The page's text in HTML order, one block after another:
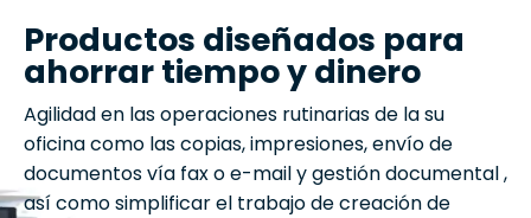
Productos diseñados para
ahorrar tiempo y dinero
Agilidad en las operaciones rutinarias de la su
oficina como las copias, impresiones, envío de
documentos vía fax o e-mail y gestión documental ,
así como simplificar el trabajo de creación de